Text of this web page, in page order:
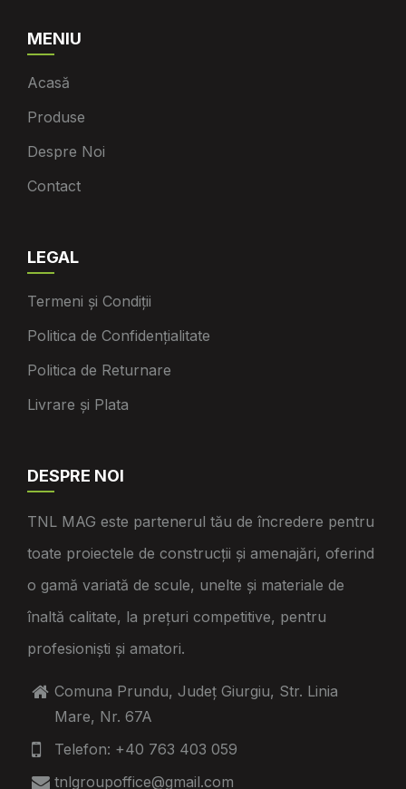
MENIU
Acasă
Produse
Despre Noi
Contact
LEGAL
Termeni și Condiții
Politica de Confidențialitate
Politica de Returnare
Livrare și Plata
DESPRE NOI
TNL MAG este partenerul tău de încredere pentru
toate proiectele de construcții și amenajări, oferind
o gamă variată de scule, unelte și materiale de
înaltă calitate, la prețuri competitive, pentru
profesioniști și amatori.
Comuna Prundu, Județ Giurgiu, Str. Linia
Mare, Nr. 67A
Telefon: +40 763 403 059
tnlgroupoffice@gmail.com